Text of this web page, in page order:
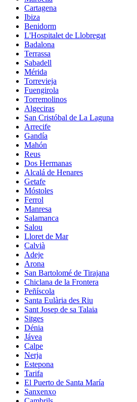
Cartagena
Ibiza
Benidorm
L'Hospitalet de Llobregat
Badalona
Terrassa
Sabadell
Mérida
Torrevieja
Fuengirola
Torremolinos
Algeciras
San Cristóbal de La Laguna
Arrecife
Gandía
Mahón
Reus
Dos Hermanas
Alcalá de Henares
Getafe
Móstoles
Ferrol
Manresa
Salamanca
Salou
Lloret de Mar
Calvià
Adeje
Arona
San Bartolomé de Tirajana
Chiclana de la Frontera
Peñíscola
Santa Eulària des Riu
Sant Josep de sa Talaia
Sitges
Dénia
Jávea
Calpe
Nerja
Estepona
Tarifa
El Puerto de Santa María
Sanxenxo